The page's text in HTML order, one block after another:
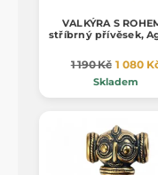
VALKÝRA S
stříbrný přívěsek,
1 190 Kč 1 080
Skladem